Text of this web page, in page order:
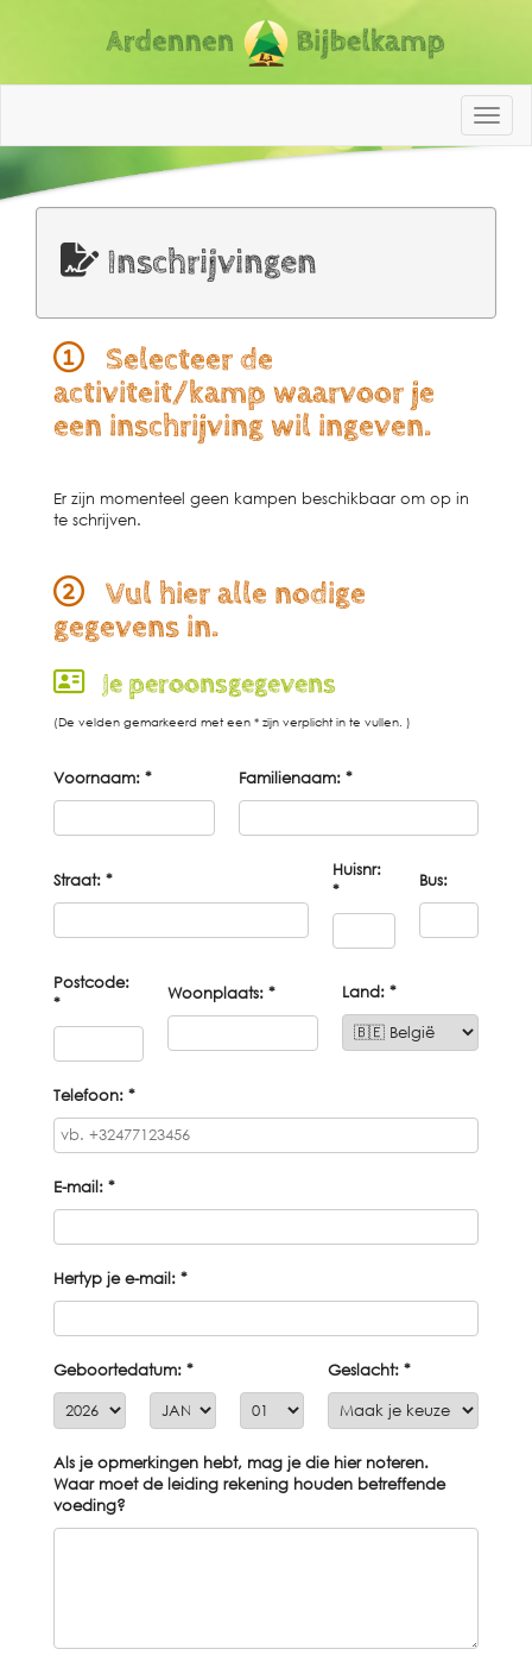
ABK
Inschrijvingen
Selecteer de
activiteit/kamp waarvoor je
een inschrijving wil ingeven.
Er zijn momenteel geen kampen beschikbaar om op in
te schrijven.
Vul hier alle nodige
gegevens in.
Je peroonsgegevens
(De velden gemarkeerd met een * zijn verplicht in te vullen. )
Voornaam: * Familienaam: *
Straat: *
Huisnr:
*
Bus:
Postcode:
*
Woonplaats: * Land: *
Telefoon: *
E-mail: *
Hertyp je e-mail: *
Geboortedatum: * Geslacht: *
Als je opmerkingen hebt, mag je die hier noteren.
Waar moet de leiding rekening houden betreffende
voeding?